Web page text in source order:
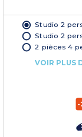
Studio 2
Studio 2
2 pièces 4
VOIR PLUS
-